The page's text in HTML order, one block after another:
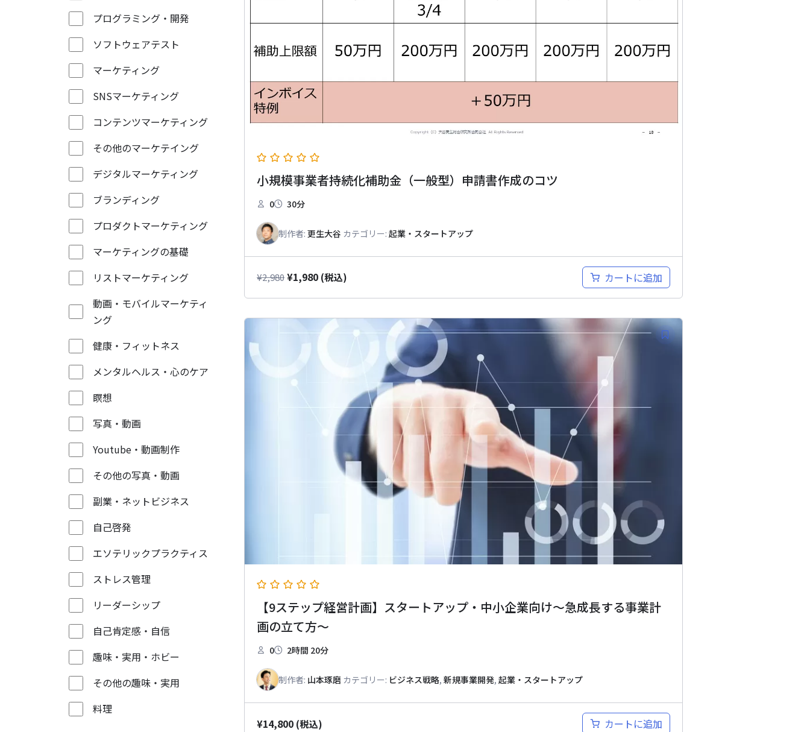
プログラミング・開発
ソフトウェアテスト
マーケティング
SNSマーケティング
コンテンツマーケティング
その他のマーケテイング
デジタルマーケティング
ブランディング
プロダクトマーケティング
マーケティングの基礎
リストマーケティング
動画・モバイルマーケティ
ング
健康・フィットネス
メンタルヘルス・心のケア
瞑想
写真・動画
Youtube・動画制作
その他の写真・動画
副業・ネットビジネス
自己啓発
エソテリックプラクティス
ストレス管理
リーダーシップ
自己肯定感・自信
趣味・実用・ホビー
その他の趣味・実用
料理
小規模事業者持続化補助金（一般型）申請書作成のコツ
0 30分
制作者: 更生大谷 カテゴリー: 起業・スタートアップ
¥2,980¥1,980 (税込) カートに追加
【9ステップ経営計画】スタートアップ・中小企業向け～急成長する事業計
画の立て方～
0 2時間 20分
制作者: 山本琢磨 カテゴリー: ビジネス戦略, 新規事業開発, 起業・スタートアップ
¥14,800 (税込) カートに追加